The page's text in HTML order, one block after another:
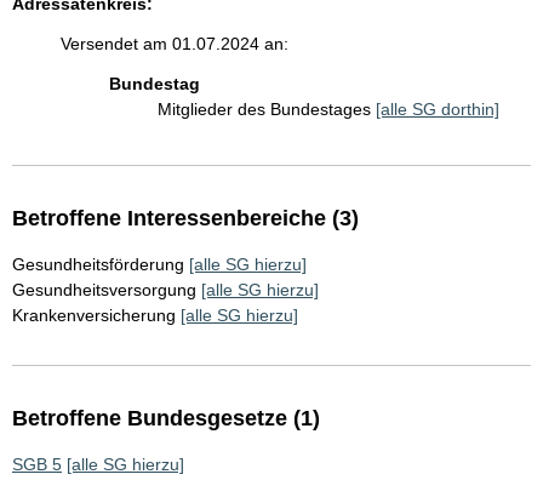
Versendet am 01.07.2024 an:
Bundestag
Mitglieder des Bundestages [alle SG dorthin]
Betroffene Interessenbereiche (3)
Gesundheitsförderung [alle SG hierzu]
Gesundheitsversorgung [alle SG hierzu]
Krankenversicherung [alle SG hierzu]
Betroffene Bundesgesetze (1)
SGB 5 [alle SG hierzu]